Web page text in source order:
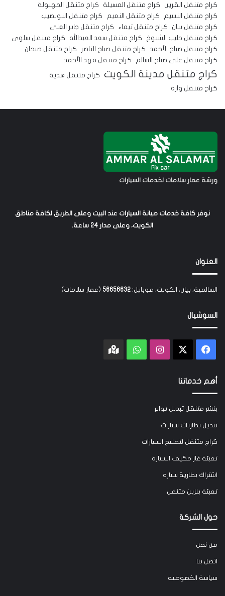
كراج متنقل القرين
كراج متنقل المسيلة
كراج متنقل المهبولة
كراج متنقل النسيم
كراج متنقل النعيم
كراج متنقل النويصيب
كراج متنقل بيان
كراج متنقل تيماء
كراج متنقل جابر العلي
كراج متنقل جليب الشيوخ
كراج متنقل سعد العبدالله
كراج متنقل سلوى
كراج متنقل صباح الأحمد
كراج متنقل صباح الناصر
كراج متنقل صبحان
كراج متنقل علي صباح السالم
كراج متنقل فهد الأحمد
كراج متنقل مدينة الكويت
كراج متنقل هدية
كراج متنقل واره
ورشة عمار سلامات لخدمات السيارات
نوفر كافة خدمات صيانة السيارات عند البيت وعلى الطريق لكافة مناطق
الكويت، وعلى مدار 24 ساعة.
العنوان
السالمية، بيان، الكويت، موبايل: 56656632 (عمار سلامات)
السوشيال
فيسبوك انستقرامواتسابGoogle
أهم خدماتنا
بنشر متنقل تبديل تواير
تبديل بطاريات سيارات
كراج متنقل لتصليح السيارات
تعبئة غاز مكيف السيارة
اشتراك بطارية سيارة
تعبئة بنزين متنقل
حول الشركة
من نحن
اتصل بنا
سياسة الخصوصية